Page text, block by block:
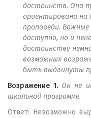
достоинств. Она
ориентирована на
проповеди.
доступно, но и
достоинству
возможных
быть выдвинуты
Возражение 1. Он не
школьной программе.
Ответ: Невозможно